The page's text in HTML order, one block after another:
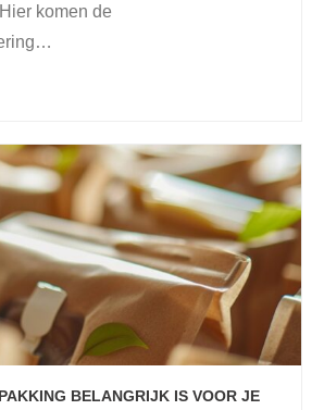
komen de
…
BELANGRIJK IS VOOR JE